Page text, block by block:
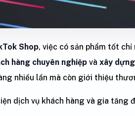
Shop, việc có sản phẩm tốt
hàng chuyên nghiệp và xây
nhiều lần mà còn giới thiệu
dịch vụ khách hàng và gia